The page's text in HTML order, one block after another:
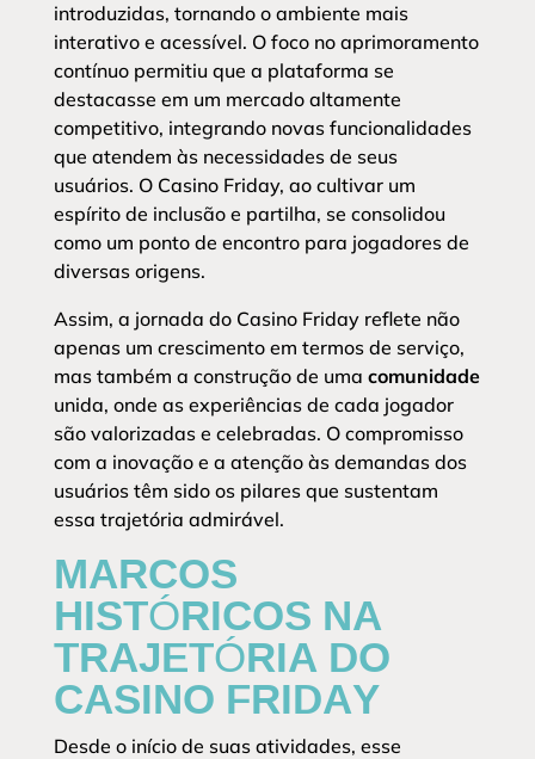
introduzidas, tornando o ambiente mais
interativo e acessível. O foco no aprimoramento
contínuo permitiu que a plataforma se
destacasse em um mercado altamente
competitivo, integrando novas funcionalidades
que atendem às necessidades de seus
usuários. O Casino Friday, ao cultivar um
espírito de inclusão e partilha, se consolidou
como um ponto de encontro para jogadores de
diversas origens.
Assim, a jornada do Casino Friday reflete não
apenas um crescimento em termos de serviço,
mas também a construção de uma comunidade
unida, onde as experiências de cada jogador
são valorizadas e celebradas. O compromisso
com a inovação e a atenção às demandas dos
usuários têm sido os pilares que sustentam
essa trajetória admirável.
MARCOS
HISTÓRICOS NA
TRAJETÓRIA DO
CASINO FRIDAY
Desde o início de suas atividades, esse